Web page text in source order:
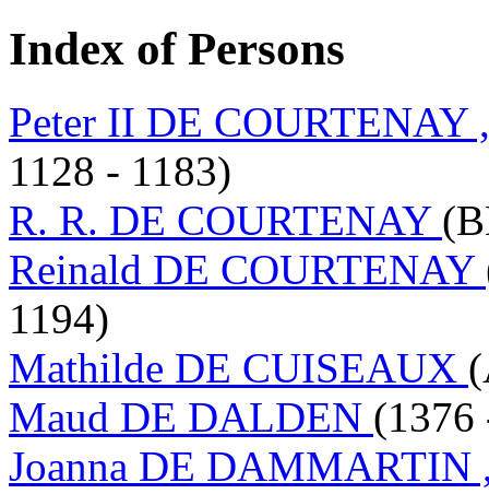
Index of Persons
Peter II DE COURTENAY
1128 - 1183)
R. R. DE COURTENAY
Reinald DE COURTENAY
1194)
Mathilde DE CUISEAUX
Maud DE DALDEN (1376
Joanna DE DAMMARTIN